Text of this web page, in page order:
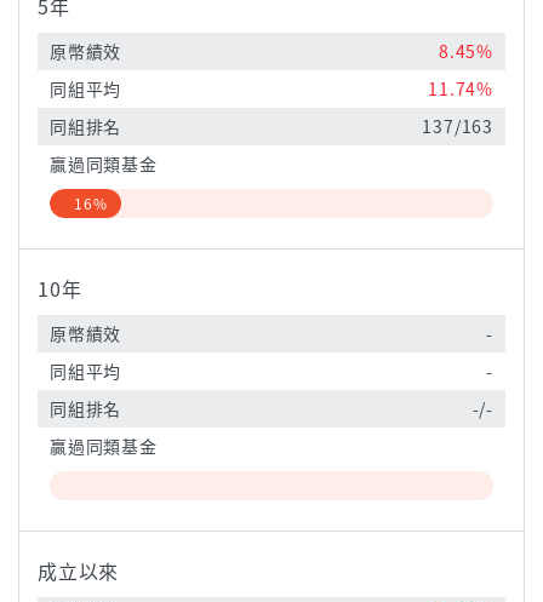
5年
原幣績效
8.45%
同組平均
11.74%
同組排名
137/163
贏過同類基金
16%
10年
原幣績效
-
同組平均
-
同組排名
-/-
贏過同類基金
成立以來